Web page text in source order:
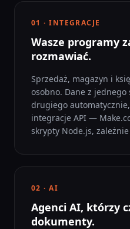
01 · INTEGRACJE
Wasze programy
rozmawiać.
Sprzedaż, magazyn i
osobno. Dane z
drugiego
integracje API —
skrypty Node.js,
02 · AI
Agenci AI, którzy
dokumenty.